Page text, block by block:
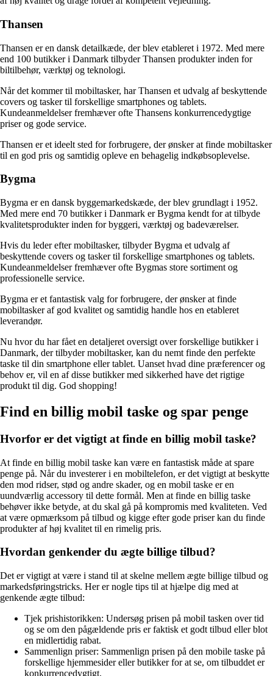
Thansen
Thansen er en dansk detailkæde, der blev etableret i 1972. Med mere
end 100 butikker i Danmark tilbyder Thansen produkter inden for
biltilbehør, værktøj og teknologi.
Når det kommer til mobiltasker, har Thansen et udvalg af beskyttende
covers og tasker til forskellige smartphones og tablets.
Kundeanmeldelser fremhæver ofte Thansens konkurrencedygtige
priser og gode service.
Thansen er et ideelt sted for forbrugere, der ønsker at finde mobiltasker
til en god pris og samtidig opleve en behagelig indkøbsoplevelse.
Bygma
Bygma er en dansk byggemarkedskæde, der blev grundlagt i 1952.
Med mere end 70 butikker i Danmark er Bygma kendt for at tilbyde
kvalitetsprodukter inden for byggeri, værktøj og badeværelser.
Hvis du leder efter mobiltasker, tilbyder Bygma et udvalg af
beskyttende covers og tasker til forskellige smartphones og tablets.
Kundeanmeldelser fremhæver ofte Bygmas store sortiment og
professionelle service.
Bygma er et fantastisk valg for forbrugere, der ønsker at finde
mobiltasker af god kvalitet og samtidig handle hos en etableret
leverandør.
Nu hvor du har fået en detaljeret oversigt over forskellige butikker i
Danmark, der tilbyder mobiltasker, kan du nemt finde den perfekte
taske til din smartphone eller tablet. Uanset hvad dine præferencer og
behov er, vil en af disse butikker med sikkerhed have det rigtige
produkt til dig. God shopping!
Find en billig mobil taske og spar penge
Hvorfor er det vigtigt at finde en billig mobil taske?
At finde en billig mobil taske kan være en fantastisk måde at spare
penge på. Når du investerer i en mobiltelefon, er det vigtigt at beskytte
den mod ridser, stød og andre skader, og en mobil taske er en
uundværlig accessory til dette formål. Men at finde en billig taske
behøver ikke betyde, at du skal gå på kompromis med kvaliteten. Ved
at være opmærksom på tilbud og kigge efter gode priser kan du finde
produkter af høj kvalitet til en rimelig pris.
Hvordan genkender du ægte billige tilbud?
Det er vigtigt at være i stand til at skelne mellem ægte billige tilbud og
markedsføringstricks. Her er nogle tips til at hjælpe dig med at
genkende ægte tilbud:
Tjek prishistorikken: Undersøg prisen på mobil tasken over tid
og se om den pågældende pris er faktisk et godt tilbud eller blot
en midlertidig rabat.
Sammenlign priser: Sammenlign prisen på den mobile taske på
forskellige hjemmesider eller butikker for at se, om tilbuddet er
konkurrencedygtigt.